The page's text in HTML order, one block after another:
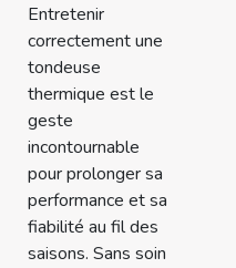
Entretenir
correctement une
tondeuse
thermique est le
geste
incontournable
pour prolonger sa
performance et sa
fiabilité au fil des
saisons. Sans soin